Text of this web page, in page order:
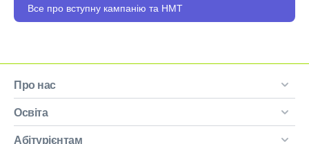
Все про вступну кампанію та НМТ
Про нас
Освіта
Абітурієнтам